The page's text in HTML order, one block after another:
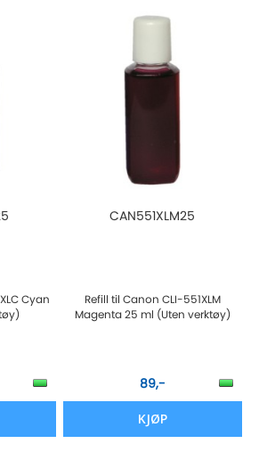
Cyan
CAN551XLM25
Refill til Canon CLI-551XLM
Magenta 25 ml (Uten verktøy)
89,-
KJØP